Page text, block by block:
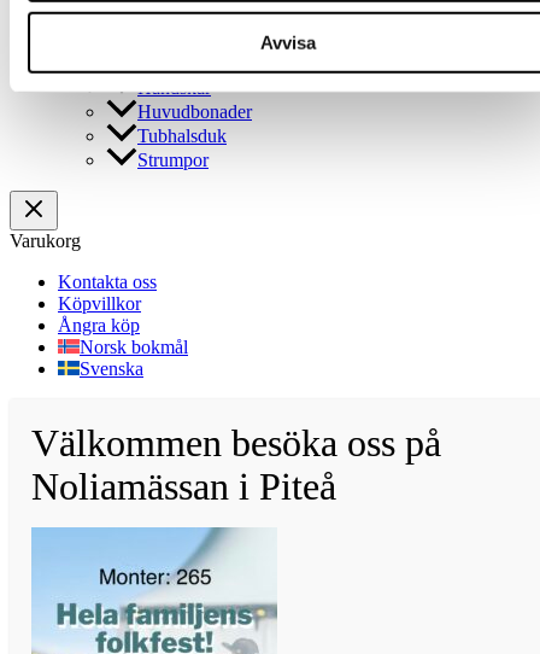
Avvisa
Ullstrumpor
Handskar
Huvudbonader
Tubhalsduk
Strumpor
Varukorg
Kontakta oss
Köpvillkor
Ångra köp
Norsk bokmål
Svenska
Välkommen besöka oss på
Noliamässan i Piteå